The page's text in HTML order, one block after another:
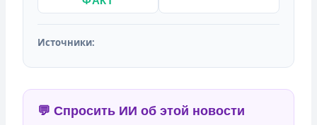
Источники:
💬 Спросить ИИ об этой новости